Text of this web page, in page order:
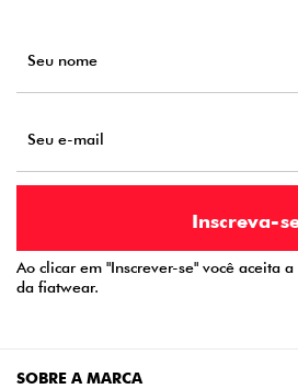
Ao clicar em "Inscrever-se" você aceita a
da fiatwear.
SOBRE A MARCA